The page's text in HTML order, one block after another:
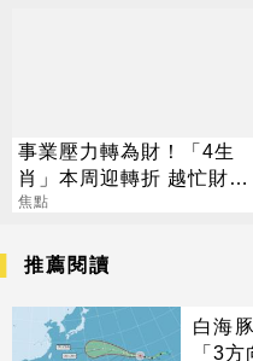
事業壓力轉為財！「4生
肖」本周迎轉折 越忙財運
越旺
焦點
推薦閱讀
白海
「3